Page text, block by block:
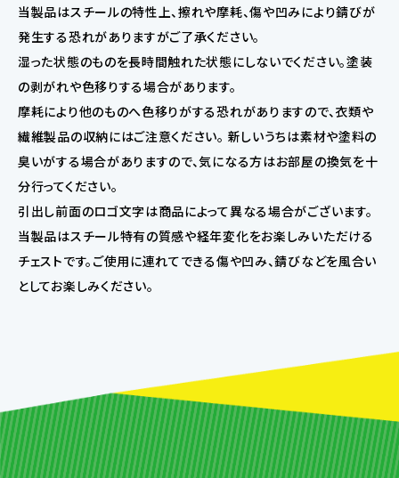
当製品はスチールの特性上、擦れや摩耗、傷や凹みにより錆びが
発生する恐れがありますがご了承ください。
湿った状態のものを長時間触れた状態にしないでください。塗装
の剥がれや色移りする場合があります。
摩耗により他のものへ色移りがする恐れがありますので、衣類や
繊維製品の収納にはご注意ください。 新しいうちは素材や塗料の
臭いがする場合がありますので、気になる方はお部屋の換気を十
分行ってください。
引出し前面のロゴ文字は商品によって異なる場合がございます。
当製品はスチール特有の質感や経年変化をお楽しみいただける
チェストです。ご使用に連れてできる傷や凹み、錆びなどを風合い
としてお楽しみください。